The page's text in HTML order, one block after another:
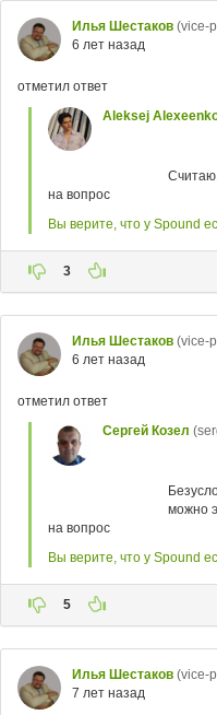
Илья Шестаков (vice-
6 лет назад
отметил ответ
Aleksej
на вопрос
Вы верите, что у Spound
3
Илья Шестаков (vice-
6 лет назад
отметил ответ
Сергей Козел
можно
на вопрос
Вы верите, что у Spound
5
Илья Шестаков (vice-
7 лет назад